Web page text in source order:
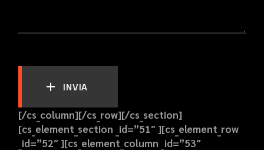
INVIA
[/cs_column][/cs_row][/cs_section]
[cs_element_section _id=”51″ ][cs_element_row
_id=”52″ ][cs_element_column _id=”53″